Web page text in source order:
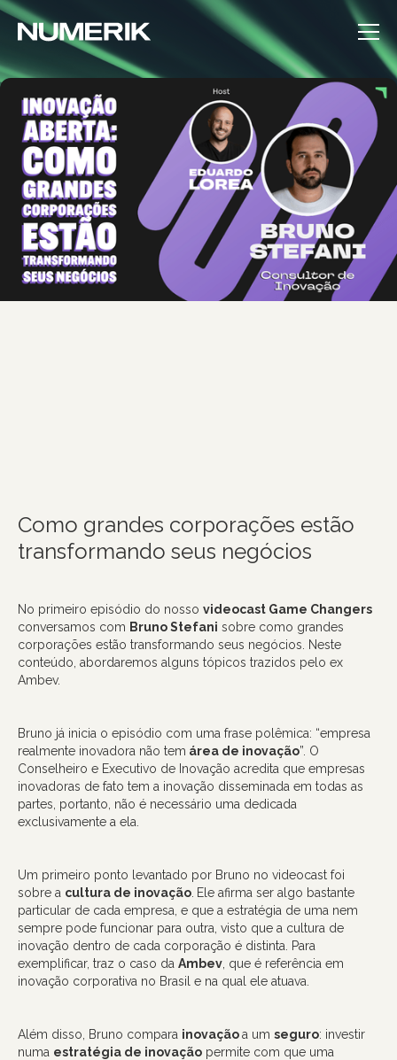
Como grandes corporações estão
transformando seus negócios
No primeiro episódio do nosso videocast Game Changers
conversamos com Bruno Stefani sobre como grandes
corporações estão transformando seus negócios. Neste
conteúdo, abordaremos alguns tópicos trazidos pelo ex
Ambev.
Bruno já inicia o episódio com uma frase polêmica: “empresa
realmente inovadora não tem área de inovação”. O
Conselheiro e Executivo de Inovação acredita que empresas
inovadoras de fato tem a inovação disseminada em todas as
partes, portanto, não é necessário uma dedicada
exclusivamente a ela.
Um primeiro ponto levantado por Bruno no videocast foi
sobre a cultura de inovação Ele afirma ser algo bastante
particular de cada empresa, e que a estratégia de uma nem
sempre pode funcionar para outra, visto que a cultura de
inovação dentro de cada corporação é distinta. Para
exemplificar, traz o caso da Ambev , que é referência em
inovação corporativa no Brasil e na qual ele atuava.
Além disso, Bruno compara inovaçãoa um seguro: investir
numa estratégia de inovação permite com que uma